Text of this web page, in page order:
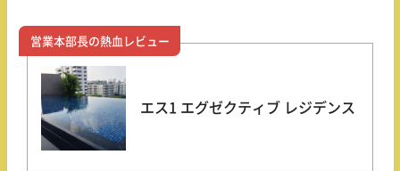
営業本部長の熱血レビュー
エス1 エグゼクティブ レジデンス